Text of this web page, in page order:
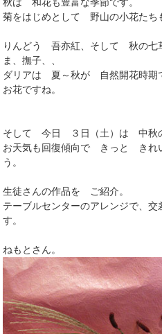
菊をはじめとして 野山の小花たち
りんどう 吾亦紅、そして 秋の
ま、撫子、、
ダリアは 夏～秋が 自然開花時期
お花ですね。
そして 今日 ３日（土）は 中秋の
お天気も回復傾向で きっと きれ
う。
生徒さんの作品を ご紹介。
テーブルセンターのアレンジで、
す。
ねもとさん。